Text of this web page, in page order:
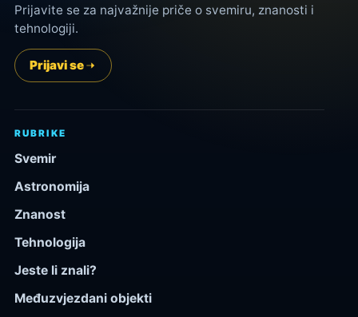
Prijavite se za najvažnije priče o svemiru, znanosti i
tehnologiji.
Prijavi se
RUBRIKE
Svemir
Astronomija
Znanost
Tehnologija
Jeste li znali?
Međuzvjezdani objekti